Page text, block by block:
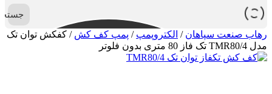
رهاب صنعت سپاهان / الکتروپمپ / پمپ کف کش / کفکش توان تک
مدل TMR80/4 تک فاز 80 متری بدون فلوتر